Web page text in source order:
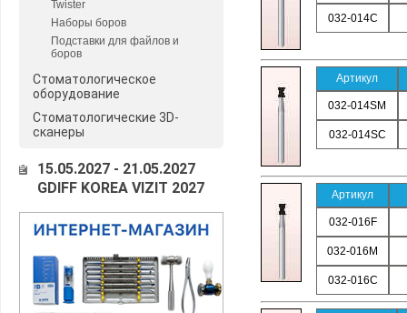
Twister
Наборы боров
Подставки для файлов и
боров
Стоматологическое
оборудование
Стоматологические 3D-
сканеры
15.05.2027 - 21.05.2027
GDIFF KOREA VIZIT 2027
032-014C
Артикул
032-014SM
032-014SC
Артикул
032-016F
032-016M
032-016C